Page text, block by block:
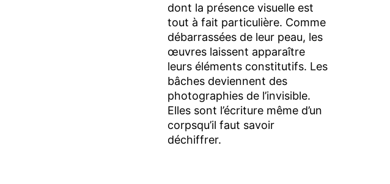
dont la présence visuelle est
tout à fait particulière. Comme
débarrassées de leur peau, les
œuvres laissent apparaître
leurs éléments constitutifs. Les
bâches deviennent des
photographies de l’invisible.
Elles sont l’écriture même d’un
corpsqu’il faut savoir
déchiffrer.